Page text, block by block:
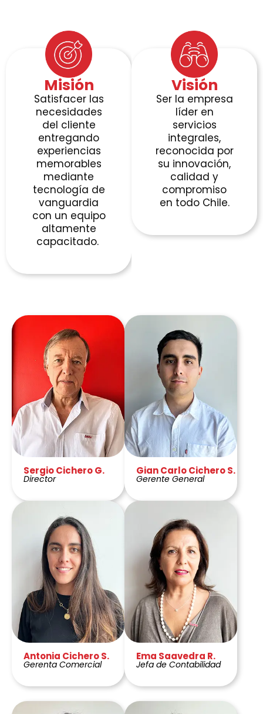
Misión
Satisfacer las
necesidades
del cliente
entregando
experiencias
memorables
mediante
tecnología de
vanguardia
con un equipo
altamente
capacitado.
Visión
Ser la empresa
líder en
servicios
integrales,
reconocida por
su innovación,
calidad y
compromiso
en todo Chile.
Sergio Cichero G.
Director
Gian Carlo Cichero S.
Gerente General
Antonia Cichero S.
Gerenta Comercial
Ema Saavedra R.
Jefa de Contabilidad